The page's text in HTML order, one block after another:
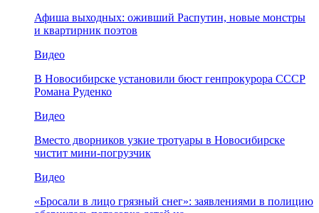
Афиша выходных: оживший Распутин, новые монстры
и квартирник поэтов
Видео
В Новосибирске установили бюст генпрокурора СССР
Романа Руденко
Видео
Вместо дворников узкие тротуары в Новосибирске
чистит мини-погрузчик
Видео
«Бросали в лицо грязный снег»: заявлениями в полицию